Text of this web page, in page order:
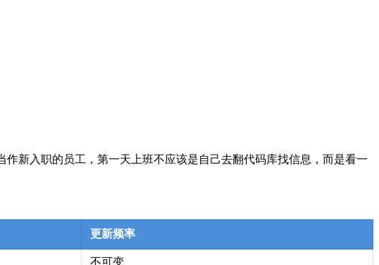
新入职的员工，第一天上班不应该是自己去翻代码库找信息，而是看一
更新频率
不可变